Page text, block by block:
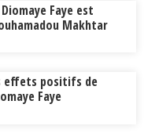
Faye est
Makhtar
effets positifs de
Faye